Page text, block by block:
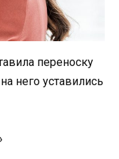
переноску
него уставились